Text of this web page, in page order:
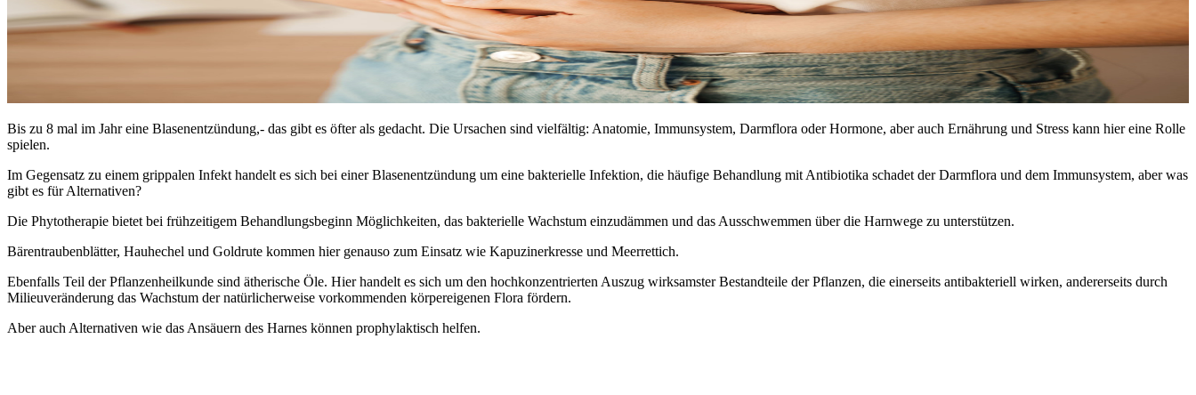
Bis zu 8 mal im Jahr eine Blasenentzündung,- das gibt es öfter als gedacht. Die Ursachen sind vielfältig: Anatomie, Immunsystem, Darmflora oder Hormone, aber auch Ernährung und Stress kann hier eine Rolle
spielen.
Im Gegensatz zu einem grippalen Infekt handelt es sich bei einer Blasenentzündung um eine bakterielle Infektion, die häufige Behandlung mit Antibiotika schadet der Darmflora und dem Immunsystem, aber was
gibt es für Alternativen?
Die Phytotherapie bietet bei frühzeitigem Behandlungsbeginn Möglichkeiten, das bakterielle Wachstum einzudämmen und das Ausschwemmen über die Harnwege zu unterstützen.
Bärentraubenblätter, Hauhechel und Goldrute kommen hier genauso zum Einsatz wie Kapuzinerkresse und Meerrettich.
Ebenfalls Teil der Pflanzenheilkunde sind ätherische Öle. Hier handelt es sich um den hochkonzentrierten Auszug wirksamster Bestandteile der Pflanzen, die einerseits antibakteriell wirken, andererseits durch
Milieuveränderung das Wachstum der natürlicherweise vorkommenden körpereigenen Flora fördern.
Aber auch Alternativen wie das Ansäuern des Harnes können prophylaktisch helfen.